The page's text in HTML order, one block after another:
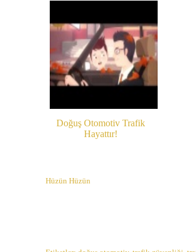
Doğuş Otomotiv Trafik
Hayattır!
Hüzün Hüzün